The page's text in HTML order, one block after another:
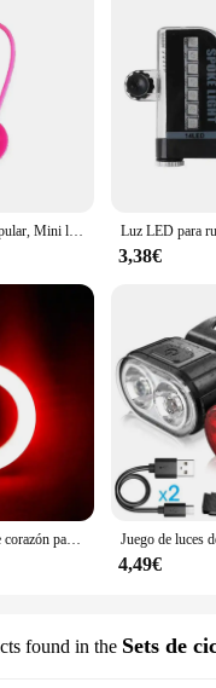
Mochila de silicona Popular, Mini luz de bicicleta para conducción nocturna, luz de advertencia de bicicleta fácil, luz trasera LED para seguridad en ciclismo
3,38€
Luz trasera en forma de corazón para bicicleta de montaña, lámpara recargable por USB, resistente al agua, 5 modos de ciclismo nocturno, gran oferta
4,49€
found in the Sets de